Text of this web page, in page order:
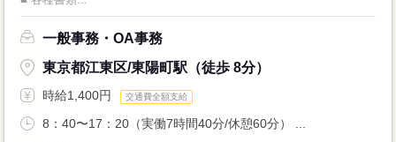
一般事務・OA事務
東京都江東区/東陽町駅（徒歩 8分）
時給1,400円 交通費全額支給
8：40〜17：20（実働7時間40分/休憩60分） ...